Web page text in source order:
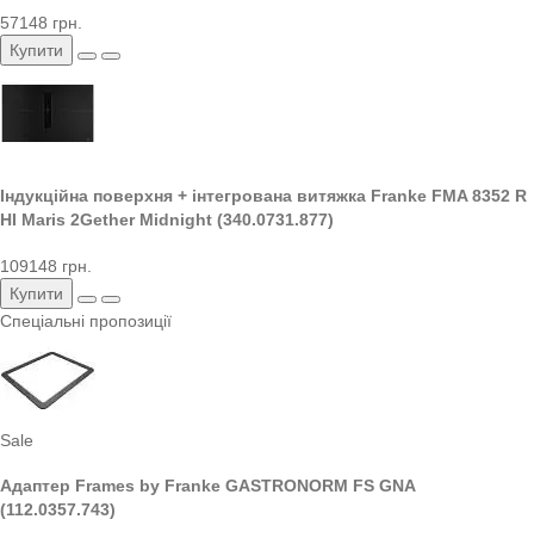
57148 грн.
Купити
Індукційна поверхня + інтегрована витяжка Franke FMA 8352 R
HI Maris 2Gether Midnight (340.0731.877)
109148 грн.
Купити
Спеціальні пропозиції
Sale
Адаптер Frames by Franke GASTRONORM FS GNA
(112.0357.743)